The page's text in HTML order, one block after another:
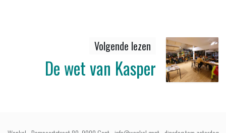
Volgende lezen
De wet van Kasper